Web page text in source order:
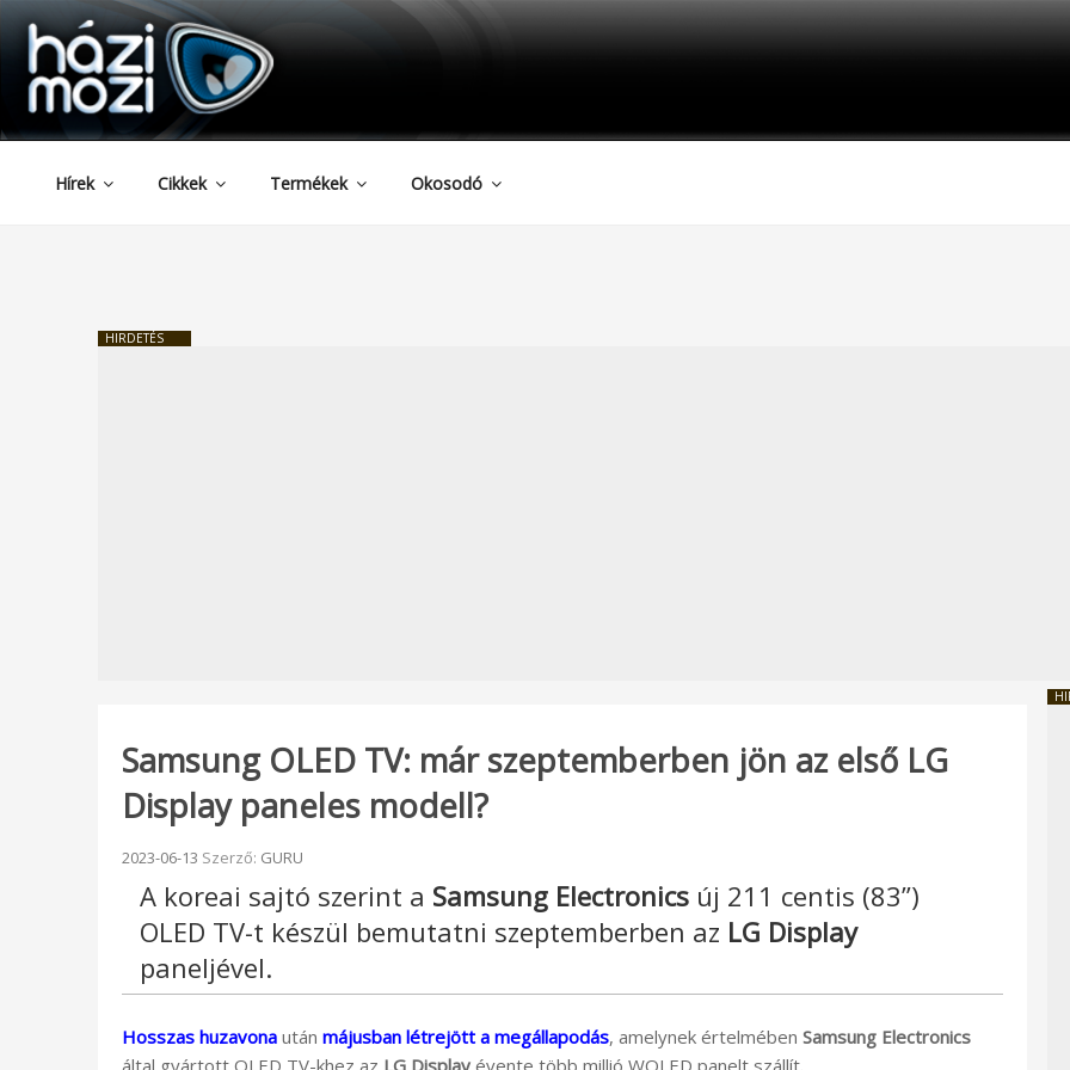
Tartalomhoz
HAZIMOZI
Hírek Cikkek Termékek Okosodó
HIRDETÉS
Samsung OLED TV: már szeptemberben jön az első LG
Display paneles modell?
Beküldve:
2023-06-13 Szerző: GURU
A koreai sajtó szerint a Samsung Electronics új 211 centis (83”)
OLED TV-t készül bemutatni szeptemberben az LG Display
paneljével.
Hosszas huzavona után májusban létrejött a megállapodás, amelynek értelmében Samsung Electronics
által gyártott OLED TV-khez az LG Display évente több millió WOLED panelt szállít.